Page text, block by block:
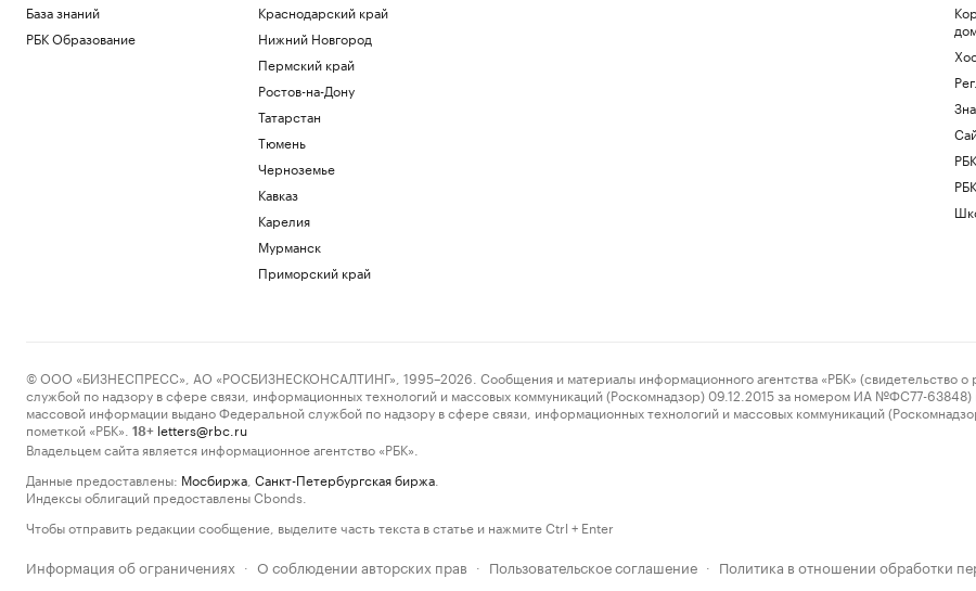
База знаний
РБК Образование
Краснодарский край
Нижний Новгород
Пермский край
Ростов-на-Дону
Татарстан
Тюмень
Черноземье
Кавказ
Карелия
Мурманск
Приморский край
© ООО «БИЗНЕСПРЕСС», АО «РОСБИЗНЕСКОНСАЛТИНГ», 1995–2026. Сообщения и материалы информационного агентства «РБК» (свидетельство о
службой по надзору в сфере связи, информационных технологий и массовых коммуникаций (Роскомнадзор) 09.12.2015 за номером ИА №ФС77-63848)
массовой информации выдано Федеральной службой по надзору в сфере связи, информационных технологий и массовых коммуникаций
пометкой «РБК».
18+ letters@rbc.ru
Владельцем сайта является информационное агентство «РБК».
Данные предоставлены: Мосбиржа Санкт-Петербургская биржа
Индексы облигаций предоставлены Cbonds.
Чтобы отправить редакции сообщение, выделите часть текста в статье и нажмите Ctrl + Enter
Информация об ограничениях · О соблюдении авторских прав · Пользовательское соглашение · Политика в отношении обработки